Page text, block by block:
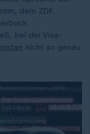
dem ZDF.
bei der Visa-
nicht so genau